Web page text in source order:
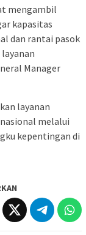
mengambil
kapasitas
dan rantai pasok
Manager
layanan
melalui
kepentingan di